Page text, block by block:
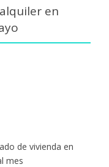
en
de vivienda en
mes